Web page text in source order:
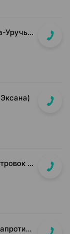
пр-т Независимости, д. 154 (ТЦ Корона-Уручье, прикассовая зона)
ул. Налибокская, д. 1 (ТЦ “Караван”, островок в прикассовой зоне г-та “Соседи”)
ул. Голубка, д. 2 (ТЦ Бонус, 1-й этаж, напротив входа в м-н Евроопт)